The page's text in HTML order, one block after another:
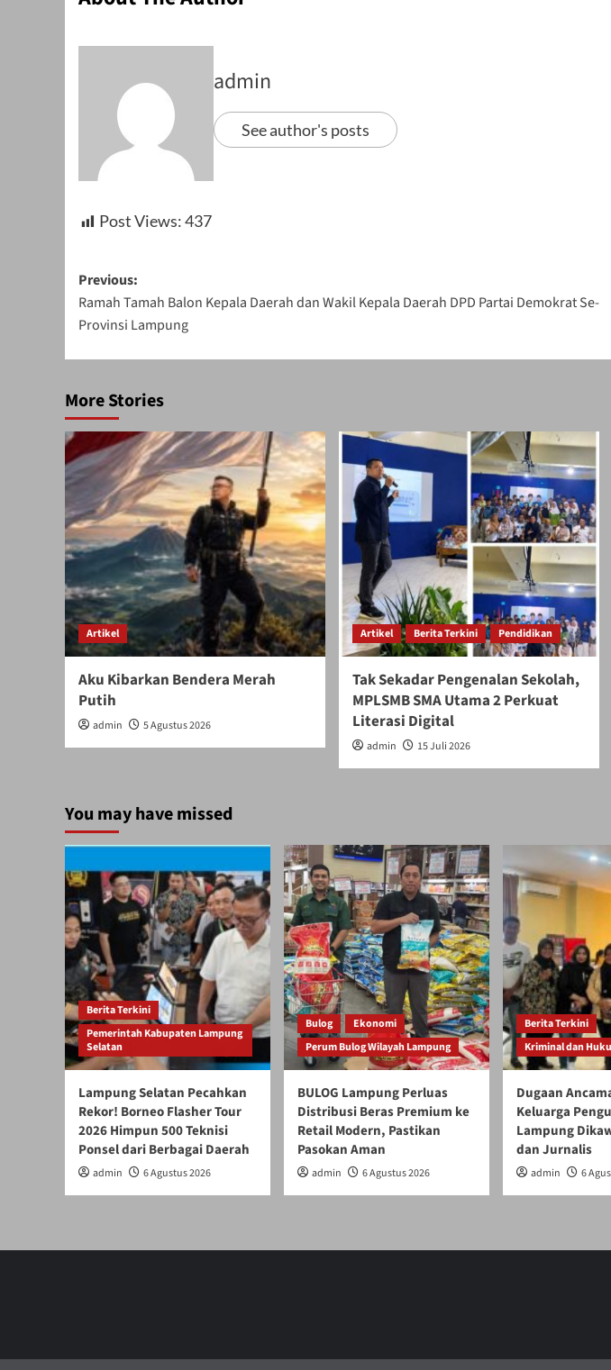
admin
See author's posts
Post Views:437
Post
navigation
Previous:
Ramah Tamah Balon Kepala Daerah dan Wakil Kepala Daerah DPD Partai Demokrat Se-
Provinsi Lampung
More Stories
Artikel
Aku Kibarkan Bendera Merah
Putih
admin 5 Agustus 2026
Artikel Berita Terkini Pendidikan
Tak Sekadar Pengenalan Sekolah,
MPLSMB SMA Utama 2 Perkuat
Literasi Digital
admin 15 Juli 2026
You may have missed
Berita Terkini
Pemerintah Kabupaten Lampung
Selatan
Lampung Selatan Pecahkan
Rekor! Borneo Flasher Tour
2026 Himpun 500 Teknisi
Ponsel dari Berbagai Daerah
admin 6 Agustus 2026
Bulog
Ekonomi
Perum Bulog Wilayah Lampung
BULOG Lampung Perluas
Distribusi Beras Premium ke
Retail Modern, Pastikan
Pasokan Aman
admin 6 Agustus 2026
Berita Terkini
Kriminal dan
Dugaan
Keluarga
Lampung
dan Jurnalis
admin 6